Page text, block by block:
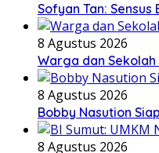
Sofyan Tan:
8 Agustus 2026
Warga dan
8 Agustus 2026
Bobby Nasution
8 Agustus 2026